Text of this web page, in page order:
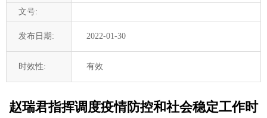
文号:
发布日期: 2022-01-30
时效性: 有效
赵瑞君指挥调度疫情防控和社会稳定工作时